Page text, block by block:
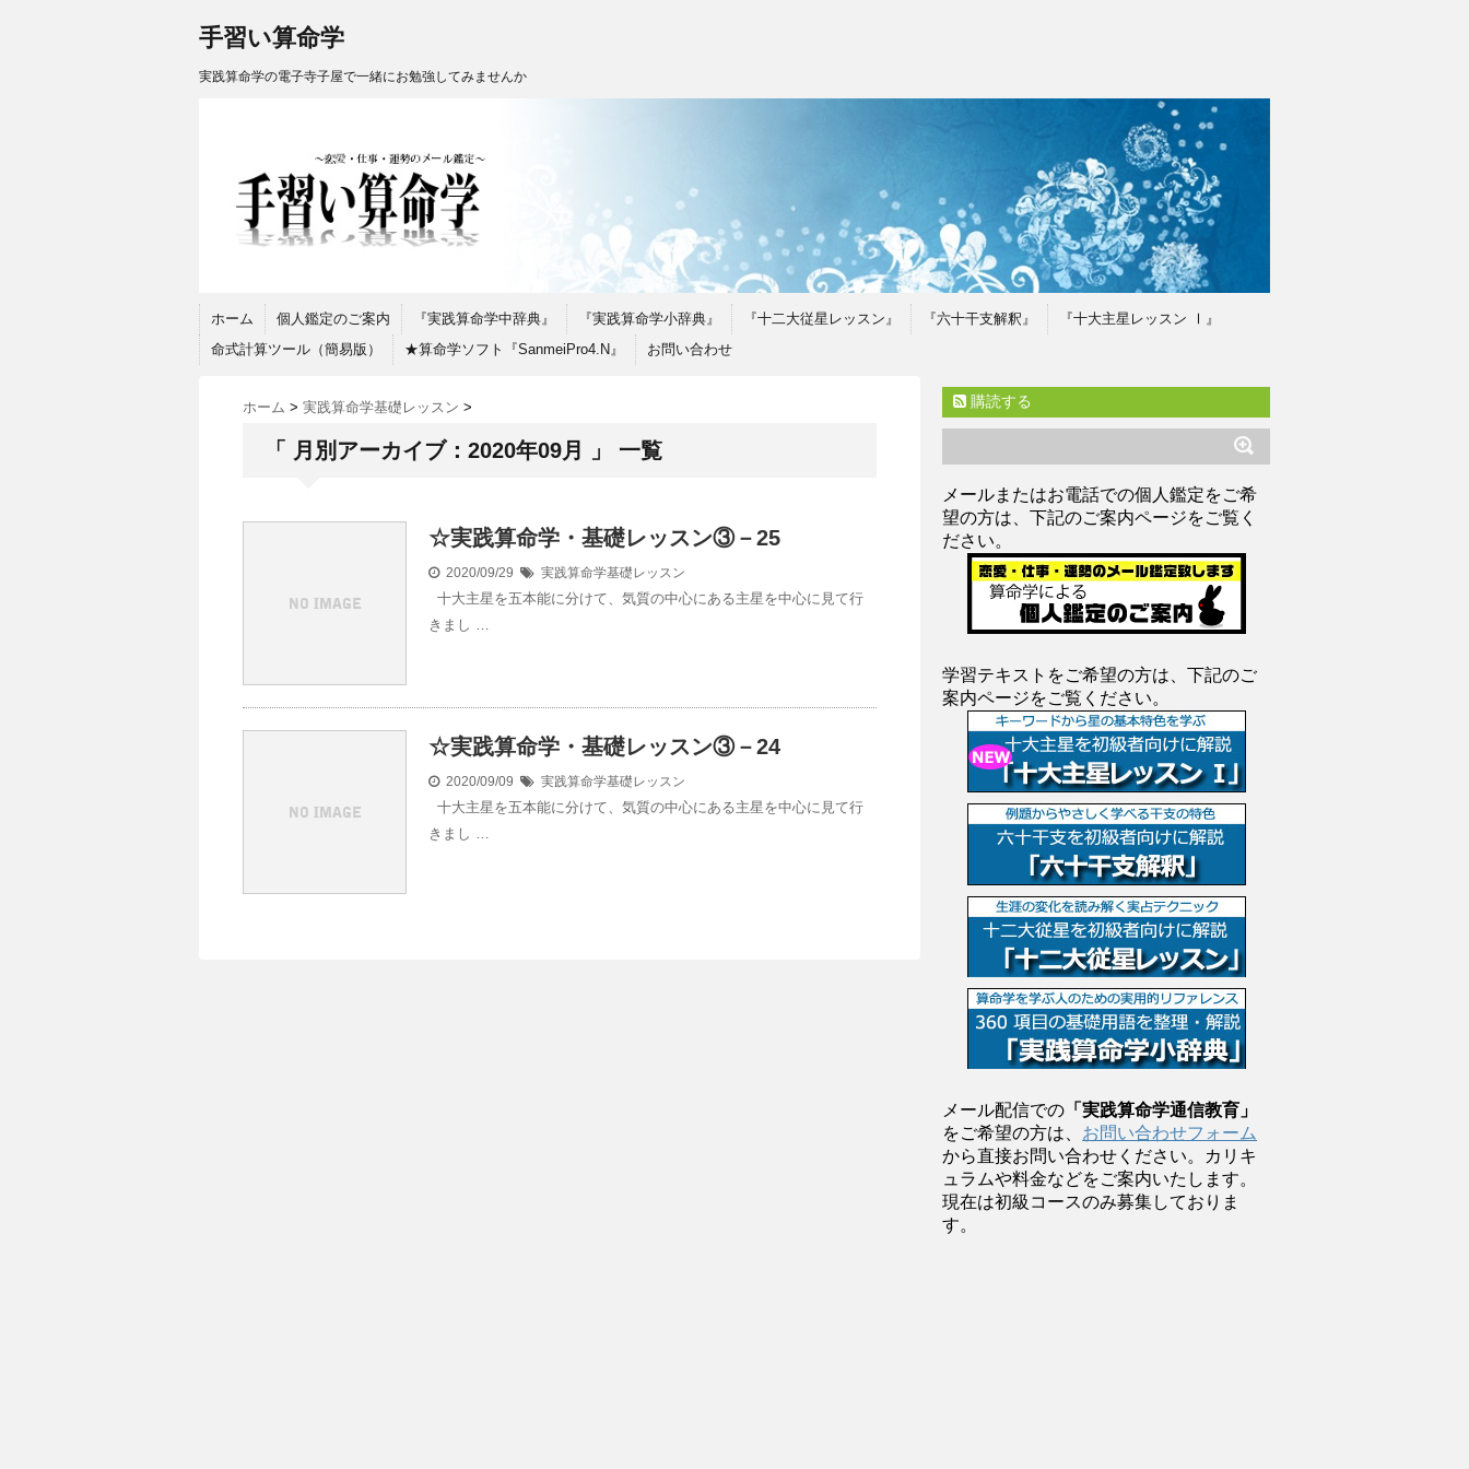
手習い算命学
実践算命学の電子寺子屋で一緒にお勉強してみませんか
ホーム 個人鑑定のご案内 『実践算命学中辞典』 『実践算命学小辞典』 『十二大従星レッスン』 『六十干支解釈』
『十大主星レッスン Ⅰ』
命式計算ツール（簡易版）
★算命学ソフト『SanmeiPro4.N』 お問い合わせ
ホーム > 実践算命学基礎レッスン >
「 月別アーカイブ：2020年09月 」 一覧
☆実践算命学・基礎レッスン③－25
2020/09/29 実践算命学基礎レッスン
十大主星を五本能に分けて、気質の中心にある主星を中心に見て行
きまし …
☆実践算命学・基礎レッスン③－24
2020/09/09 実践算命学基礎レッスン
十大主星を五本能に分けて、気質の中心にある主星を中心に見て行
きまし …
購読する
メールまたはお電話での個人鑑定をご希
望の方は、下記のご案内ページをご覧く
ださい。
学習テキストをご希望の方は、下記のご
案内ページをご覧ください。
メール配信での 「実践算命学通信教育」
をご希望の方は、 お問い合わせフォーム
から直接お問い合わせください。カリキ
ュラムや料金などをご案内いたします。
現在は初級コースのみ募集しておりま
す。